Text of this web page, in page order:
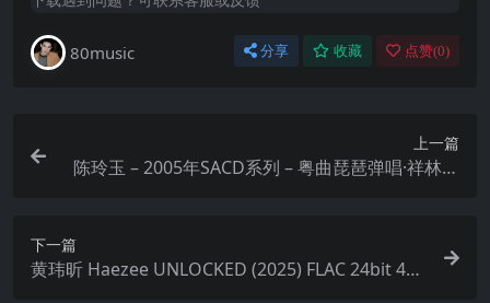
80music 分享 收藏 点赞(0)
上一篇
陈玲玉 – 2005年SACD系列 – 粤曲琵琶弹唱·祥林嫂
下一篇
黄玮昕 Haezee UNLOCKED (2025) FLAC 24bit 48k